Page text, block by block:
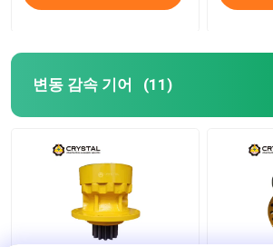
변동 감속 기어 (11)